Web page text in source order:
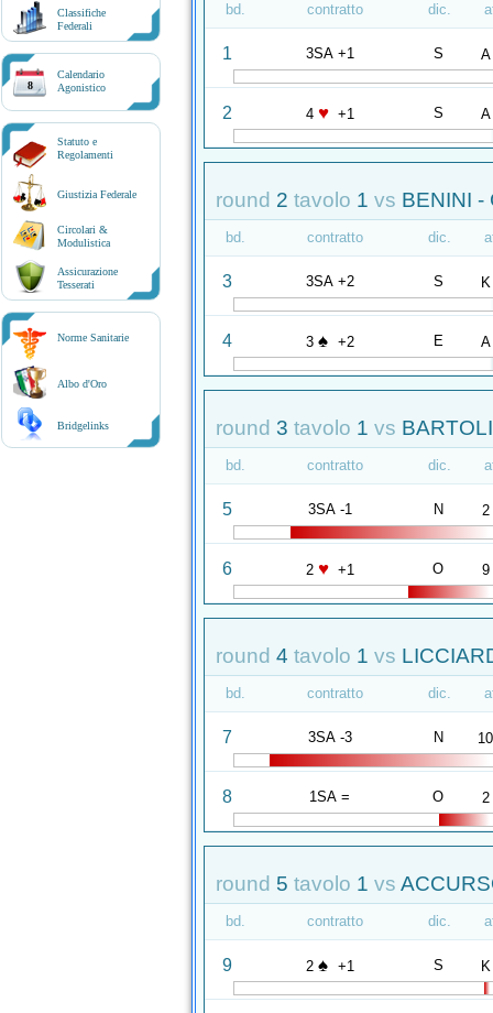
Classifiche
Federali
8
Calendario
Agonistico
Statuto e
Regolamenti
Giustizia Federale
Circolari &
Modulistica
Assicurazione
Tesserati
Norme Sanitarie
Albo d'Oro
Bridgelinks
bd. contratto dic.
1 3SA +1 S A
2 4 ♥ +1 S A
round 2 tavolo 1 vs BENINI -
bd. contratto dic.
3 3SA +2 S K
4 3 ♠ +2 E A
round 3 tavolo 1 vs
bd. contratto dic.
5 3SA -1 N 2
6 2 ♥ +1 O 9
round 4 tavolo 1 vs
bd. contratto dic.
7 3SA -3 N 10
8 1SA = O 2
round 5 tavolo 1 vs
bd. contratto dic.
9 2 ♠ +1 S K